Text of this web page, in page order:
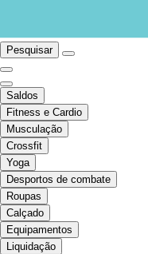
Pesquisar
Saldos
Fitness e Cardio
Musculação
Crossfit
Yoga
Desportos de combate
Roupas
Calçado
Equipamentos
Liquidação